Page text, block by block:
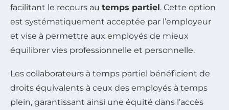
facilitant le recours au temps partiel. Cette option
est systématiquement acceptée par l’employeur
et vise à permettre aux employés de mieux
équilibrer vies professionnelle et personnelle.
Les collaborateurs à temps partiel bénéficient de
droits équivalents à ceux des employés à temps
plein, garantissant ainsi une équité dans l’accès